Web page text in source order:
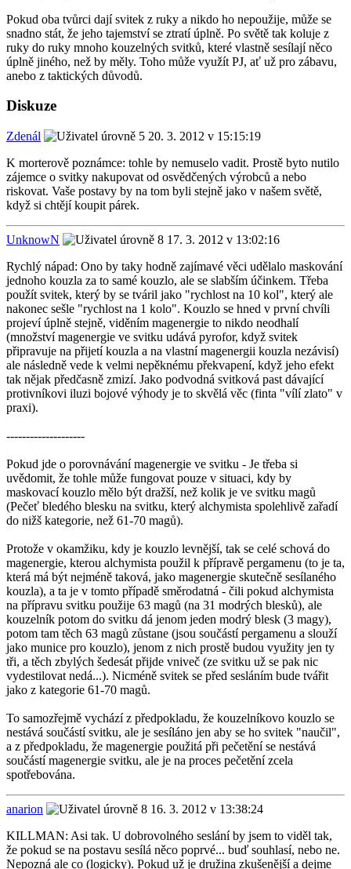
Pokud oba tvůrci dají svitek z ruky a nikdo ho nepoužije, může se
snadno stát, že jeho tajemství se ztratí úplně. Po světě tak koluje z
ruky do ruky mnoho kouzelných svitků, které vlastně sesílají něco
úplně jiného, než by měly. Toho může využít PJ, ať už pro zábavu,
anebo z taktických důvodů.
Diskuze
Zdenál
20. 3. 2012 v 15:15:19
K morterově poznámce: tohle by nemuselo vadit. Prostě byto nutilo
zájemce o svitky nakupovat od osvědčených výrobců a nebo
riskovat. Vaše postavy by na tom byli stejně jako v našem světě,
když si chtějí koupit párek.
UnknowN
17. 3. 2012 v 13:02:16
Rychlý nápad: Ono by taky hodně zajímavé věci udělalo maskování
jednoho kouzla za to samé kouzlo, ale se slabším účinkem. Třeba
použít svitek, který by se tváril jako "rychlost na 10 kol", který ale
nakonec sešle "rychlost na 1 kolo". Kouzlo se hned v první chvíli
projeví úplně stejně, viděním magenergie to nikdo neodhalí
(množství magenergie ve svitku udává pyrofor, když svitek
připravuje na přijetí kouzla a na vlastní magenergii kouzla nezávisí)
ale následně vede k velmi nepěknému překvapení, když jeho efekt
tak nějak předčasně zmizí. Jako podvodná svitková past dávající
protivníkovi iluzi bojové výhody je to skvělá věc (finta "vílí zlato" v
praxi).
--------------------
Pokud jde o porovnávání magenergie ve svitku - Je třeba si
uvědomit, že tohle může fungovat pouze v situaci, kdy by
maskovací kouzlo mělo být dražší, než kolik je ve svitku magů
(Pečeť bledého blesku na svitku, který alchymista spolehlivě zařadí
do nižš kategorie, než 61-70 magů).
Protože v okamžiku, kdy je kouzlo levnější, tak se celé schová do
magenergie, kterou alchymista použil k přípravě pergamenu (to je ta,
která má být nejméně taková, jako magenergie skutečně sesílaného
kouzla), a ta je v tomto případě směrodatná - čili pokud alchymista
na přípravu svitku použije 63 magů (na 31 modrých blesků), ale
kouzelník potom do svitku dá jenom jeden modrý blesk (3 magy),
potom tam těch 63 magů zůstane (jsou součástí pergamenu a slouží
jako munice pro kouzlo), jenom z nich prostě budou využity jen ty
tři, a těch zbylých šedesát přijde vniveč (ze svitku už se pak nic
vydestilovat nedá...). Nicméně svitek se před sesláním bude tvářit
jako z kategorie 61-70 magů.
To samozřejmě vychází z předpokladu, že kouzelníkovo kouzlo se
nestává součástí svitku, ale je sesíláno jen aby se ho svitek "naučil",
a z předpokladu, že magenergie použitá při pečetění se nestává
součástí magenergie svitku, ale je na proces pečetění zcela
spotřebována.
anarion
16. 3. 2012 v 13:38:24
KILLMAN: Asi tak. U dobrovolného seslání by jsem to viděl tak,
že pokud se na postavu sesílá něco poprvé... buď souhlasí, nebo ne.
Nepozná ale co (logicky). Pokud už je družina zkušenější a dejme